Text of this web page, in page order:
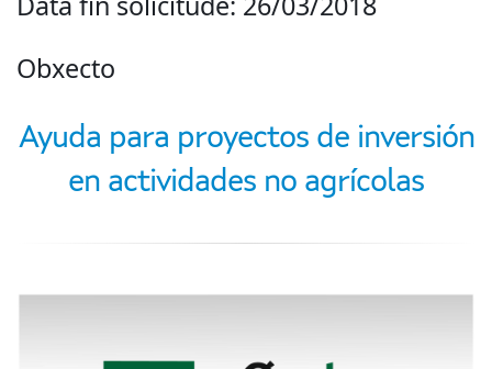
Obxecto
Ayuda para proyectos de inversión
en actividades no agrícolas